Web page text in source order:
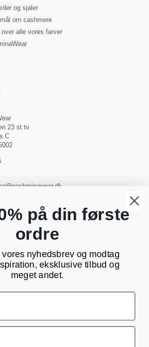
og sjaler
om cashmere
alle vores farver
23 st tv
C
på din første
ordre
nyhedsbrev og modtag
eksklusive tilbud og
meget andet.